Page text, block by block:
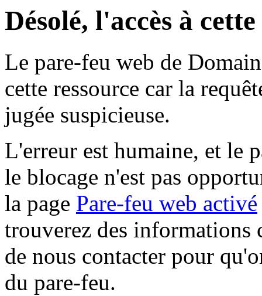
Désolé, l'accès à
Le pare-feu web de
cette ressource car la
jugée suspicieuse.
L'erreur est humaine, et le
le blocage n'est pas
la page Pare-feu web activé
trouverez des informations
de nous contacter pour
du pare-feu.